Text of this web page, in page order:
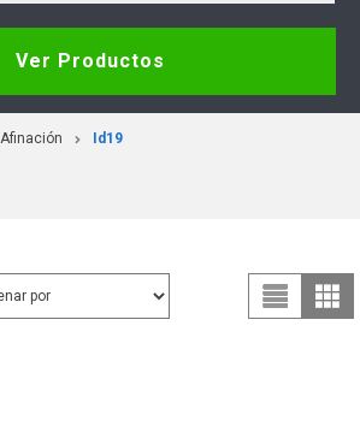
Ver Productos
Afinación Id19